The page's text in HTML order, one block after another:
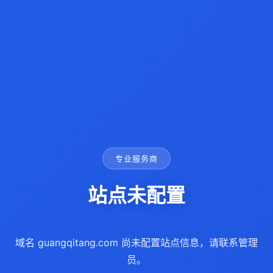
专业服务商
站点未配置
域名 guangqitang.com 尚未配置站点信息，请联系管理
员。